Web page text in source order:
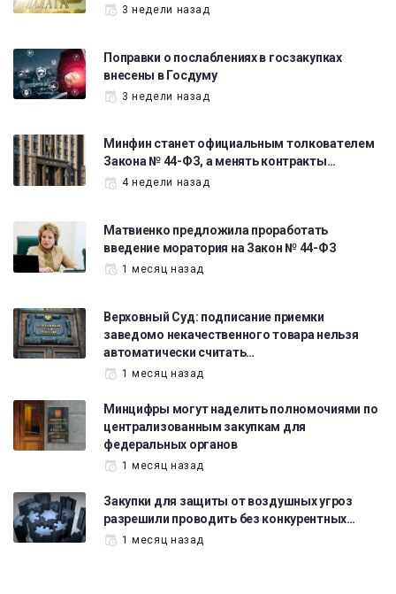
3 недели назад
Поправки о послаблениях в госзакупках
внесены в Госдуму
3 недели назад
Минфин станет официальным толкователем
Закона № 44-ФЗ, а менять контракты…
4 недели назад
Матвиенко предложила проработать
введение моратория на Закон № 44-ФЗ
1 месяц назад
Верховный Суд: подписание приемки
заведомо некачественного товара нельзя
автоматически считать…
1 месяц назад
Минцифры могут наделить полномочиями по
централизованным закупкам для
федеральных органов
1 месяц назад
Закупки для защиты от воздушных угроз
разрешили проводить без конкурентных…
1 месяц назад